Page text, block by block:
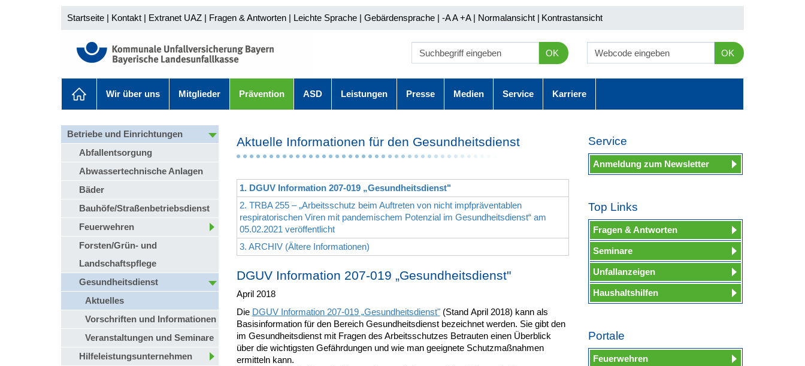
Startseite | Kontakt | Extranet UAZ | Fragen & Antworten | Leichte Sprache | Gebärdensprache | -A A+A | Normalansicht | Kontrastansicht
OK OK
Wir über uns Mitglieder Prävention ASD Leistungen Presse Medien Service Karriere
Betriebe und Einrichtungen
Abfallentsorgung
Abwassertechnische Anlagen
Bäder
Bauhöfe/Straßenbetriebsdienst
Feuerwehren
Forsten/Grün- und
Landschaftspflege
Gesundheitsdienst
Aktuelles
Vorschriften und Informationen
Veranstaltungen und Seminare
Hilfeleistungsunternehmen
Aktuelle Informationen für den Gesundheitsdienst
1. DGUV Information 207-019 „Gesundheitsdienst"
2. TRBA 255 – „Arbeitsschutz beim Auftreten von nicht impfpräventablen
respiratorischen Viren mit pandemischem Potenzial im Gesundheitsdienst“ am
05.02.2021 veröffentlicht
3. ARCHIV (Ältere Informationen)
DGUV Information 207-019 „Gesundheitsdienst"
April 2018
Die DGUV Information 207-019 „Gesundheitsdienst"(Stand April 2018) kann als
Basisinformation für den Bereich Gesundheitsdienst bezeichnet werden. Sie gibt den
im Gesundheitsdienst mit Fragen des Arbeitsschutzes Betrauten einen Überblick
über die wichtigsten Gefährdungen und wie man geeignete Schutzmaßnahmen
ermitteln kann.
Service
Anmeldung zum Newsletter
Top Links
Fragen & Antworten
Seminare
Unfallanzeigen
Haushaltshilfen
Portale
Feuerwehren